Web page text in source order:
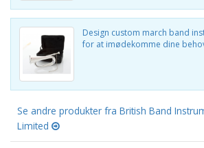
Design custom march band
for at imødekomme dine
Se andre produkter fra British Band
Limited